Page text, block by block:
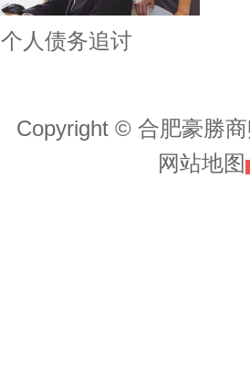
个人债务追讨
Copyright © 合肥豪勝
网站地图